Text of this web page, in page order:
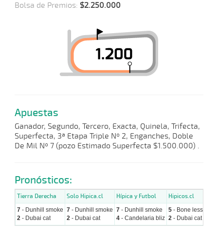
Bolsa de Premios: $2.250.000
Apuestas
Ganador, Segundo, Tercero, Exacta, Quinela, Trifecta,
Superfecta, 3ª Etapa Triple Nº 2, Enganches, Doble
De Mil Nº 7 (pozo Estimado Superfecta $1.500.000) .
Pronósticos:
Tierra Derecha Solo Hipica.cl Hípica y Futbol Hipicos.cl
7 - Dunhill smoke
2 - Dubai cat
7 - Dunhill smoke
2 - Dubai cat
7 - Dunhill smoke
4 - Candelaria bliz
5 - Bone less
2 - Dubai cat